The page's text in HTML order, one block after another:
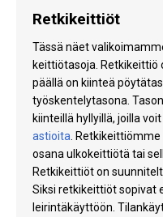
Retkikeittiöt
Tässä näet
keittiötasoja. Retkikeittiö
päällä on kiinteä
työskentelytasona.
kiinteillä hyllyillä, joilla
astioita .
osana ulkokeittiötä tai
Retkikeittiöt on
Siksi retkikeittiöt sopivat
leirintäkäyttöön.